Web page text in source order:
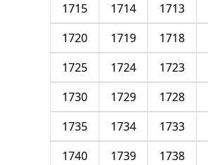
1713
1714
1715
1718
1719
1720
1723
1724
1725
1728
1729
1730
1733
1734
1735
1738
1739
1740